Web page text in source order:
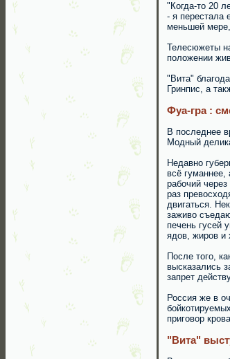
"Когда-то 20
- я перестала
меньшей
Телесюжеты
положении
"Вита"
Гринпис, а
Фуа-гра :
В последнее
Модный
Недавно
всё
рабочий
раз
двигаться.
заживо
печень гусей
ядов, жиров и
После того,
высказались
запрет
Россия же в
приговор
"Вита"